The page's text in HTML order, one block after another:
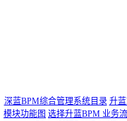
深蓝BPM综合管理系统目录 升
模块功能图 选择升蓝BPM 业务